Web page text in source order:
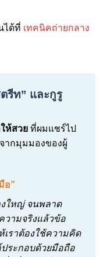
ได้ที่ เทคนิคถ่ายกลาง
รีท” และกูรู
ห้สวย ที่ผมแชร์ไป
ากมุมมองของผู้
อ”
งใหญ่ จนพลาด
วามจริงแล้วข้อ
ราต้องใช้ความคิด
ระกอบด้วยมือถือ